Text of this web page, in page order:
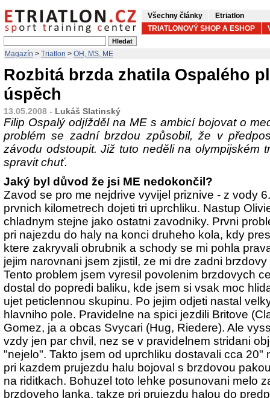
Všechny články
Etriatlon
TRIATLONOVÝ SHOP A ESHOP
Magazín > Triatlon > OH, MS, ME
Rozbitá brzda zhatila Ospalého
úspěch
13.05.2008 - Lukáš Slatinský
Filip Ospalý odjížděl na ME s ambicí bojovat o
problém se zadní brzdou způsobil, že v
závodu odstoupit. Již tuto neděli na olympijském
spravit chuť.
Jaký byl důvod že jsi ME nedokončil?
Zavod se pro me nejdrive vyvijel priznive - z vody
prvnich kilometrech dojeti tri uprchliku. Nastup
chladnym stejne jako ostatni zavodniky. Prvni
pri najezdu do haly na konci druheho kola, kdy
ktere zakryvali obrubnik a schody se mi pohla
jejim narovnani jsem zjistil, ze mi dre zadni
Tento problem jsem vyresil povolenim brzdovych
dostal do popredi baliku, kde jsem si vsak moc
ujet peticlennou skupinu. Po jejim odjeti nastal
hlavniho pole. Pravidelne na spici jezdili Britove
Gomez, ja a obcas Svycari (Hug, Riedere). Ale
vzdy jen par chvil, nez se v pravidelnem stridani
"nejelo". Takto jsem od uprchliku dostavali cca 20"
pri kazdem prujezdu halu bojoval s brzdovou
na riditkach. Bohuzel toto lehke posunovani melo
brzdoveho lanka, takze pri prujezdu halou do